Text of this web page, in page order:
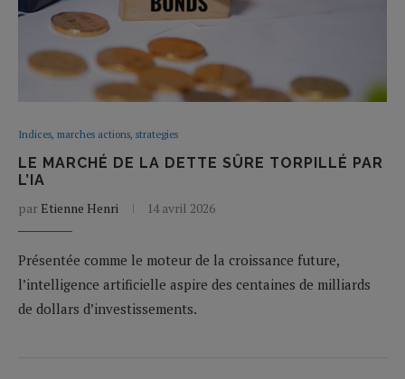
Indices, marches actions, strategies
LE MARCHÉ DE LA DETTE SÛRE TORPILLÉ PAR
L’IA
par Etienne Henri 14 avril 2026
Présentée comme le moteur de la croissance future,
l’intelligence artificielle aspire des centaines de milliards
de dollars d’investissements.